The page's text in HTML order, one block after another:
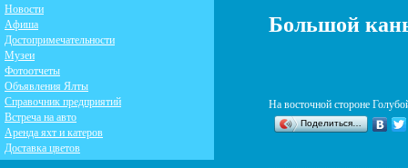
Большой
На восточной стороне
Поделиться…
Новости
Афиша
Достопримечательности
Музеи
Фотоотчеты
Объявления Ялты
Справочник предприятий
Встреча на авто
Аренда яхт и катеров
Доставка цветов